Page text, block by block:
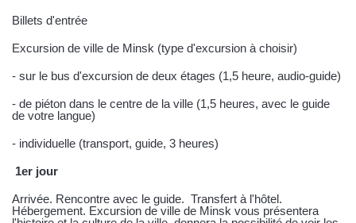
Billets d'entrée
Excursion de ville de Minsk (type d'excursion à choisir)
- sur le bus d'excursion de deux étages (1,5 heure, audio-guide)
- de piéton dans le centre de la ville (1,5 heures, avec le guide
de votre langue)
- individuelle (transport, guide, 3 heures)
1er jour
Arrivée. Rencontre avec le guide. Transfert à l'hôtel.
Hébergement. Excursion de ville de Minsk vous présentera